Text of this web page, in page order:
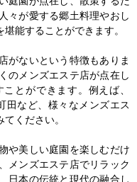
々が愛する郷土料理やおし
能することができます。
がないという特徴もありま
のメンズエステ店が点在し
とができます。例えば、
田など、様々なメンズエス
ください。
や美しい庭園を楽しむだけ
メンズエステ店でリラック
日本の伝統と現代の融合し